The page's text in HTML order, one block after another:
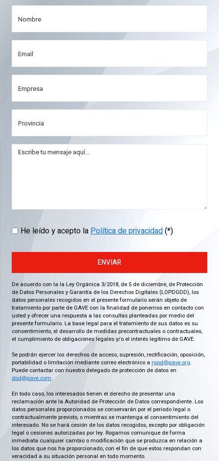
He leído y acepto laPolítica de privacidad(*)
ENVIAR
De acuerdo con la la Ley Orgánica 3/2018, de 5 de diciembre, de Protección
de Datos Personales y Garantía de los Derechos Digitales (LOPDGDD), los
datos personales recogidos en el presente formulario serán objeto de
tratamiento por parte de GAVE con la finalidad de ponernos en contacto con
usted y ofrecer una respuesta a las consultas planteadas por medio del
presente formulario. La base legal para el tratamiento de sus datos es su
consentimiento, el desarrollo de medidas precontractuales o contractuales,
el cumplimiento de obligaciones legales y/o el interés legítimo de GAVE.
Se podrán ejercer los derechos de acceso, supresión, rectificación, oposición,
portabilidad o limitación mediante correo electrónico a rgpd@gave.org.
Puede contactar con nuestro delegado de protección de datos en
dpd@gave.com.
En todo caso, los interesados tienen el derecho de presentar una
reclamación ante la Autoridad de Protección de Datos correspondiente. Los
datos personales proporcionados se conservarán por el periodo legal o
contractualmente previsto, o mientras se mantenga el consentimiento del
interesado. No se hará cesión de los datos recogidos, excepto por obligación
legal o cesiones autorizadas por ley. Rogamos comunique de forma
inmediata cualquier cambio o modificación que se produzca en relación a
los datos que nos ha proporcionado, con el fin de que estos respondan con
veracidad a su situación personal en todo momento.